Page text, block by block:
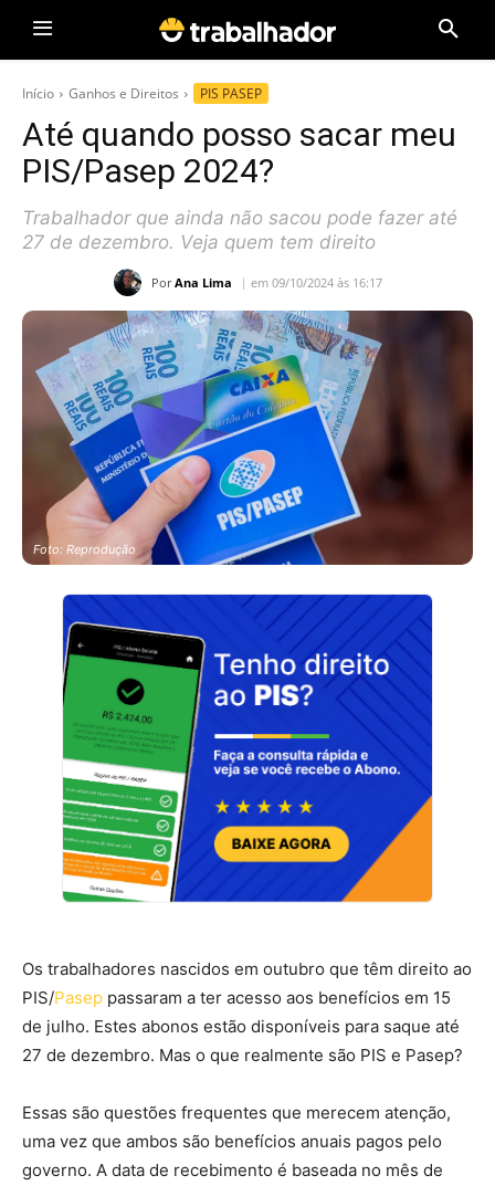
Início Ganhos e Direitos PIS PASEP
Até quando posso sacar meu
PIS/Pasep 2024?
Trabalhador que ainda não sacou pode fazer até
27 de dezembro. Veja quem tem direito
Por Ana Lima em 09/10/2024 às 16:17
Foto: Reprodução
Os trabalhadores nascidos em outubro que têm direito ao
PIS/Pasep passaram a ter acesso aos benefícios em 15
de julho. Estes abonos estão disponíveis para saque até
27 de dezembro. Mas o que realmente são PIS e Pasep?
Essas são questões frequentes que merecem atenção,
uma vez que ambos são benefícios anuais pagos pelo
governo. A data de recebimento é baseada no mês de